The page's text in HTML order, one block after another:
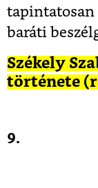
tapintatosan
baráti
Székely
története
9.